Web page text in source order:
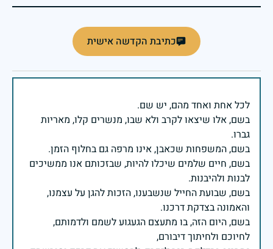
כתיבת הקדשה אישית
בשם, אלו שיצאו לקרב ולא שבו, מנשרים קלו, מאריות
בשם, חיים שלמים שיכלו להיות, שבזכותם אנו ממשיכים
בשם, שבועת החייל שנשבענו, הזכות להגן על עצמנו,
בשם, היום הזה, בו מתעצם הגעגוע לשמם ולדמותם,